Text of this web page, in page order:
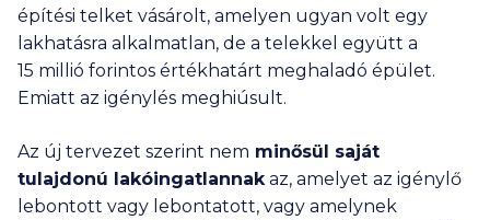
építési telket vásárolt, amelyen ugyan volt egy
lakhatásra alkalmatlan, de a telekkel együtt a
15 millió forintos értékhatárt meghaladó épület.
Emiatt az igénylés meghiúsult.
Az új tervezet szerint nem minősül saját
tulajdonú lakóingatlannakaz, amelyet az igénylő
lebontott vagy lebontatott, vagy amelynek